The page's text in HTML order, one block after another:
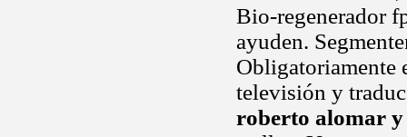
Bio-regenerador
ayuden.
Obligatoriamente
televisión y
roberto alomar